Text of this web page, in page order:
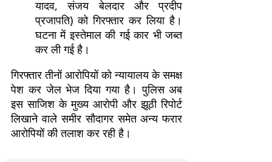
यादव, संजय बेलदार और प्रदीप
प्रजापति) को गिरफ्तार कर लिया है।
घटना में इस्तेमाल की गई कार भी जब्त
कर ली गई है।
गिरफ्तार तीनों आरोपियों को न्यायालय के समक्ष
पेश कर जेल भेज दिया गया है। पुलिस अब
इस साजिश के मुख्य आरोपी और झूठी रिपोर्ट
लिखाने वाले समीर सौदागर समेत अन्य फरार
आरोपियों की तलाश कर रही है।